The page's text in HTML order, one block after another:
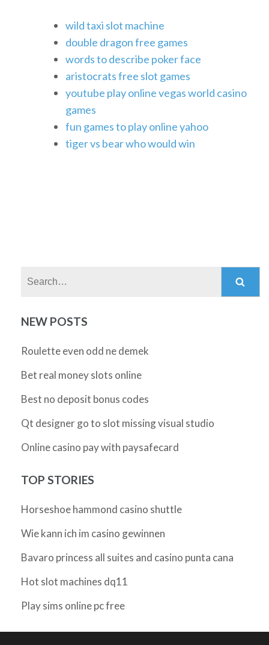
wild taxi slot machine
double dragon free games
words to describe poker face
aristocrats free slot games
youtube play online vegas world casino
games
fun games to play online yahoo
tiger vs bear who would win
NEW POSTS
Roulette even odd ne demek
Bet real money slots online
Best no deposit bonus codes
Qt designer go to slot missing visual studio
Online casino pay with paysafecard
TOP STORIES
Horseshoe hammond casino shuttle
Wie kann ich im casino gewinnen
Bavaro princess all suites and casino punta cana
Hot slot machines dq11
Play sims online pc free